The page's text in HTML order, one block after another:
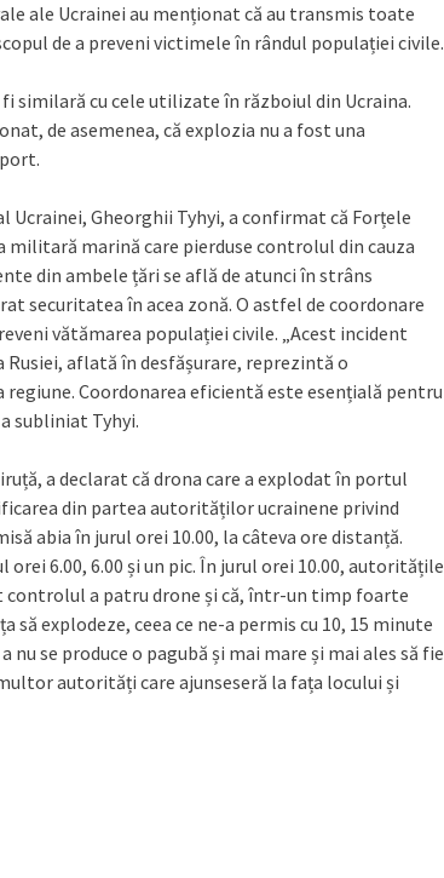
ale Ucrainei au menționat că au transmis toate
de a preveni victimele în rândul populației civile.
similară cu cele utilizate în războiul din Ucraina.
de asemenea, că explozia nu a fost una
Gheorghii Tyhyi, a confirmat că Forțele
marină care pierduse controlul din cauza
din ambele țări se află de atunci în strâns
securitatea în acea zonă. O astfel de coordonare
vătămarea populației civile. „Acest incident
Rusiei, aflată în desfășurare, reprezintă o
Coordonarea eficientă este esențială pentru
subliniat Tyhyi.
a declarat că drona care a explodat în portul
din partea autorităților ucrainene privind
abia în jurul orei 10.00, la câteva ore distanță.
6.00, 6.00 și un pic. În jurul orei 10.00, autoritățile
a patru drone și că, într-un timp foarte
explodeze, ceea ce ne-a permis cu 10, 15 minute
se produce o pagubă și mai mare și mai ales să fie
autorități care ajunseseră la fața locului și